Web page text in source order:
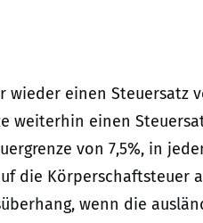
einen Steuersatz
einen
von 7,5%, in
die Körperschaftsteuer
wenn die